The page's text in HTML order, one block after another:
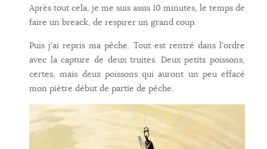
Après tout cela, je me suis assis 10 minutes, le temps de
faire un breack, de respirer un grand coup.
Puis j'ai repris ma pêche. Tout est rentré dans l'ordre
avec la capture de deux truites. Deux petits poissons,
certes, mais deux poissons qui auront un peu effacé
mon piètre début de partie de pêche.